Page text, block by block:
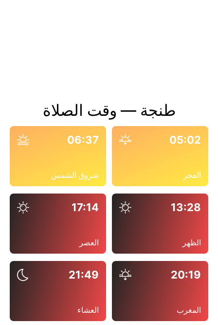
طنجة — وقت الصلاة
05:02
الفجر
06:37
شروق الشمس
13:28
الظهر
17:14
العصر
20:19
المغرب
21:49
العشاء